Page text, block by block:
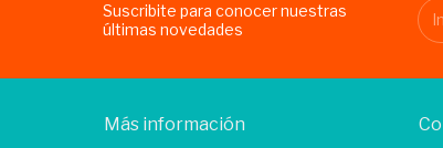
Suscribite para conocer nuestras
últimas novedades
Más información